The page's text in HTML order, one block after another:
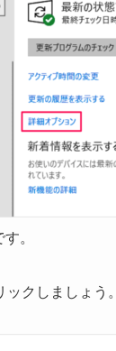
。
ックしましょう。